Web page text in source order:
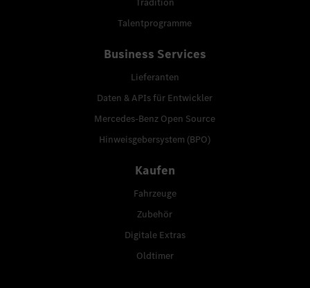
Tradition
Talentprogramme
Business Services
Lieferanten
Daten & APIs für Entwickler
Mercedes-Benz Open Source
Hinweisgebersystem (BPO)
Kaufen
Fahrzeuge
Zubehör
Digitale Extras
Oldtimer